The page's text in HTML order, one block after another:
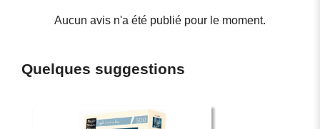
Aucun avis n'a été publié pour le moment.
Quelques suggestions